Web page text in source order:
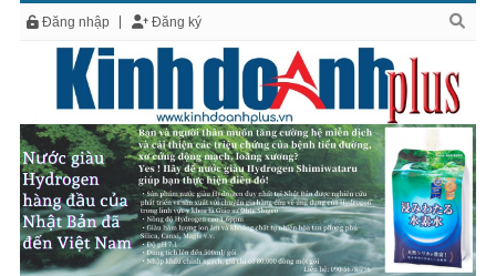
Đăng nhập Đăng ký